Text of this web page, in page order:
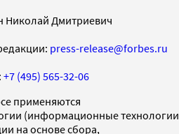
Николай Дмитриевич
press-release@forbes.ru
+7 (495) 565-32-06
применяются
(информационные технологии
на основе сбора,